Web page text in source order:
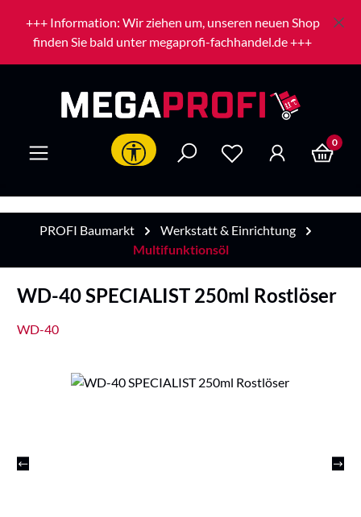
Zum Hauptinhalt springen
+++ Information: Wir ziehen um, unseren neuen Shop
finden Sie bald unter megaprofi-fachhandel.de +++
Werkzeugleiste anzeigen 0
PROFI Baumarkt
Werkstatt & Einrichtung
Multifunktionsöl
WD-40 SPECIALIST 250ml Rostlöser
WD-40
Bildergalerie überspringen